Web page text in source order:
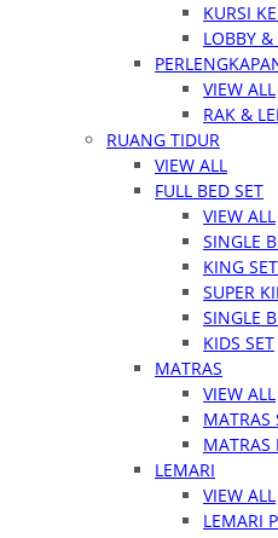
KURSI
LOBBY
VIEW ALL
RAK &
RUANG TIDUR
VIEW ALL
FULL BED SET
VIEW ALL
SINGLE
KING
SUPER
SINGLE
KIDS SET
MATRAS
VIEW ALL
MATRAS
LEMARI
VIEW ALL
LEMARI